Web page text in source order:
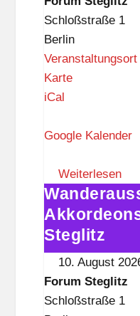
t
z
Steglitz
Schloßstraße 1
Berlin
KarteF
u
S
t
e
g
l
i
t
z
iCal
Google Kalender
Weiterlesen
„600
Akkordeons"
im
Forum
Steglitz
Steglitz
10. August
Forum Steglitz
Schloßstraße 1